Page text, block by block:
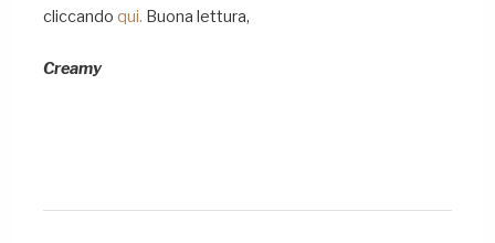
cliccando qui. Buona lettura,
Creamy